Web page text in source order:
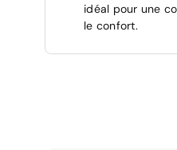
idéal pour une
le confort.